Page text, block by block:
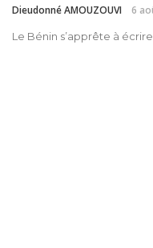
Dieudonné AMOUZOUVI 6
Le Bénin s’apprête à